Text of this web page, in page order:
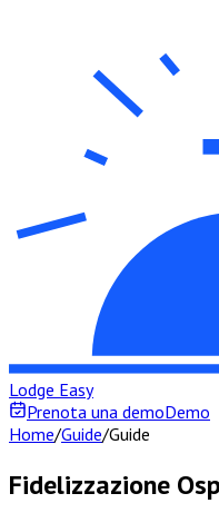
Lodge Easy
Prenota una demoDemo
Home/Guide/Guide
Fidelizzazione